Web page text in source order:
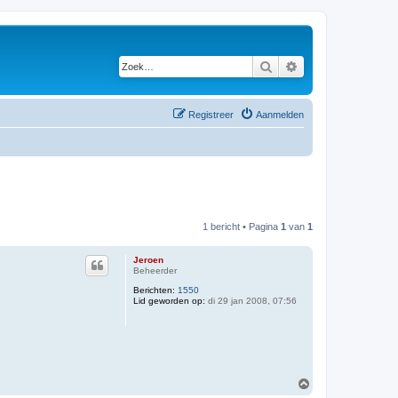
Zoek
Aanmelden
Registreer
1 bericht • Pagina 1 van 1
Jeroen
Beheerder
Berichten: 1550
Lid geworden op: di 29 jan 2008, 07:56